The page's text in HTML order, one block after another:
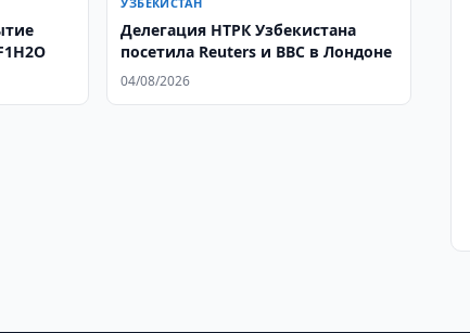
Делегация НТРК Узбекистана
посетила Reuters и BBC в Лондоне
04/08/2026